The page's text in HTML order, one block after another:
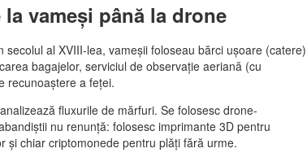
vameși până la drone
al XVIII-lea, vameșii foloseau bărci ușoare (catere)
bagajelor, serviciul de observație aeriană (cu
recunoaștere a feței.
fluxurile de mărfuri. Se folosesc drone-
nu renunță: folosesc imprimante 3D pentru
și chiar criptomonede pentru plăți fără urme.